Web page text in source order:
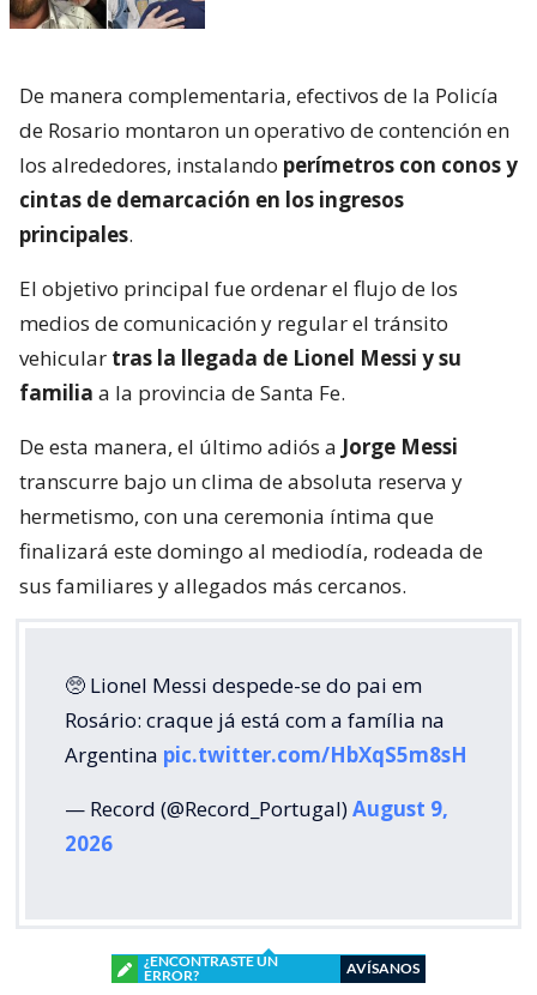
De manera complementaria, efectivos de la Policía
de Rosario montaron un operativo de contención en
los alrededores, instalando perímetros con conos y
cintas de demarcación en los ingresos
principales.
El objetivo principal fue ordenar el flujo de los
medios de comunicación y regular el tránsito
vehicular tras la llegada de Lionel Messi y su
familia a la provincia de Santa Fe.
De esta manera, el último adiós a Jorge Messi
transcurre bajo un clima de absoluta reserva y
hermetismo, con una ceremonia íntima que
finalizará este domingo al mediodía, rodeada de
sus familiares y allegados más cercanos.
🥺 Lionel Messi despede-se do pai em
Rosário: craque já está com a família na
Argentina pic.twitter.com/HbXqS5m8sH
— Record (@Record_Portugal)August 9,
2026
¿ENCONTRASTE UN
ERROR?
AVÍSANOS